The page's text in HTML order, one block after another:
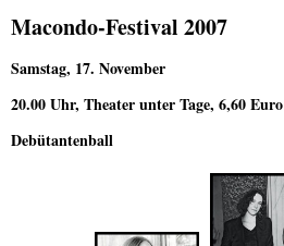
Macondo-Festival 2007
Samstag, 17. November
20.00 Uhr, Theater unter Tage, 6,60 Euro
Debütantenball